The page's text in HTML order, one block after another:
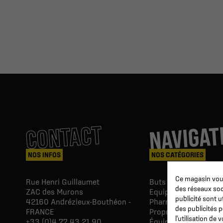
CONTACT
NOS INFOS
Rue Henri Guillaumet
ZAC des Murons
42160 Andrézieux-Bouthéon -
FRANCE
NOS CATÉGORIES
Buts & Abris football
Equipements du
Pharmacie & Soins
Proprio &
Ce magasin
des réseaux
publicité sont
des publicités
l'utilisation de